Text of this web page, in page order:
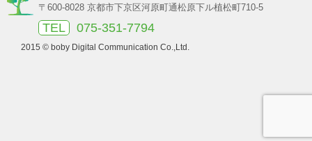
〒600-8028 京都市下京区河原町通松原下ル植松町710-5
TEL 075-351-7794
2015 © boby Digital Communication Co.,Ltd.